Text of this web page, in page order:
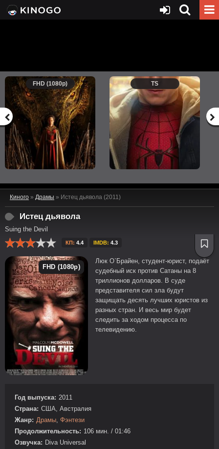
FHD (1080p) TS
Киного » Драмы » Истец дьявола (2011)
Истец дьявола
Suing the Devil
КП: 4.4 IMDB: 4.3
FHD (1080p)
Люк О`Брайен, студент-юрист, подаёт
судебный иск против Сатаны на 8
триллионов долларов. В суде
представителя сил зла будут
защищать десять лучших юристов из
разных стран. И весь мир будет
следить за ходом процесса по
телевидению.
Год выпуска: 2011
Страна: США, Австралия
Жанр: Драмы Фэнтези
Продолжительность: 106 мин. / 01:46
Озвучка: Diva Universal